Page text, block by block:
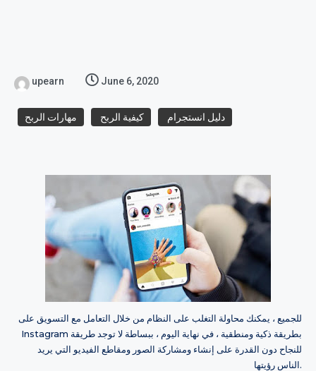
upearn June 6, 2020
دليل انستجرام كيفية الربح مهارات الربح
للجميع ، يمكنك محاولة التغلب على النظام من خلال التعامل مع التسويق على
Instagram بطريقة ذكية ومنطقية ، في نهاية اليوم ، ببساطة لا توجد طريقة
للنجاح دون القدرة على إنشاء ومشاركة الصور ومقاطع الفيديو التي يريد
الناس رؤيتها.